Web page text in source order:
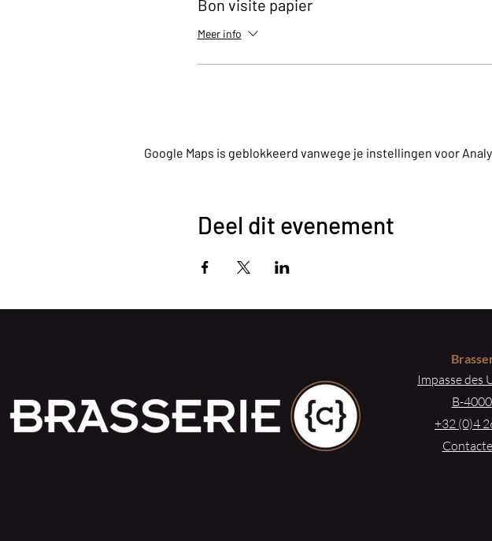
Bon visite papier
Meer info
Google Maps is geblokkeerd vanwege je instellingen voor
Deel dit evenement
Impasse des
B-
+32 (0)4